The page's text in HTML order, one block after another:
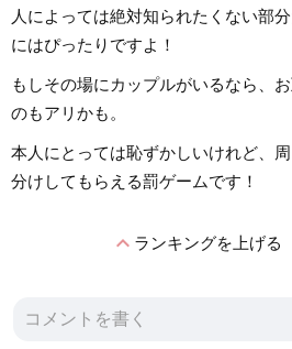
人によっては絶対知られたくない部
にはぴったりですよ！
もしその場にカップルがいるなら、
のもアリかも。
本人にとっては恥ずかしいけれど、
分けしてもらえる罰ゲームです！
expand_lessランキングを上げる